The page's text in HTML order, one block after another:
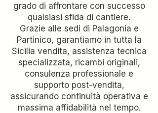
grado di affrontare con successo
qualsiasi sfida di cantiere.
Grazie alle sedi di Palagonia e
Partinico, garantiamo in tutta la
Sicilia vendita, assistenza tecnica
specializzata, ricambi originali,
consulenza professionale e
supporto post-vendita,
assicurando continuità operativa e
massima affidabilità nel tempo.